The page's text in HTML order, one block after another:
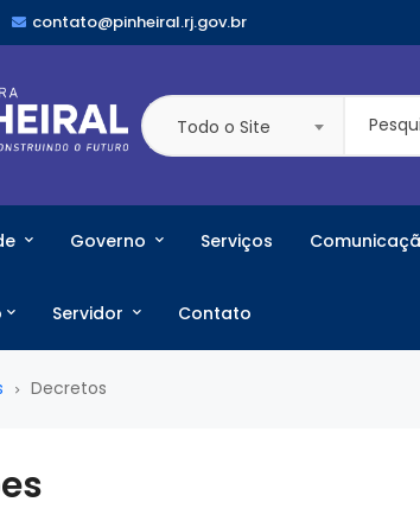
contato@pinheiral.rj.gov.br
Todo o Site
Governo Serviços
Servidor Contato
Decretos